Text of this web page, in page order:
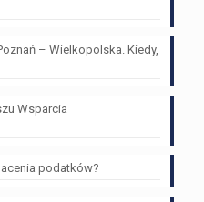
– Wielkopolska. Kiedy,
Wsparcia
podatków?